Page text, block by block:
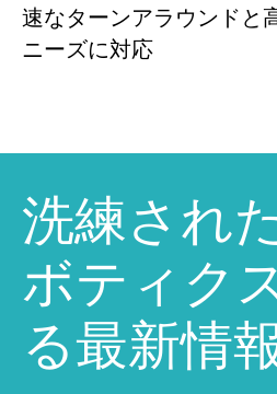
速なターンアラウンドと
ニーズに対応
洗練され
ボティク
る最新情